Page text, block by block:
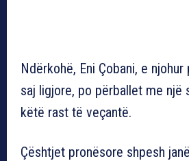
Ndërkohë, Eni Çobani, e
saj ligjore, po përballet me një
këtë rast të veçantë.
Çështjet pronësore shpesh